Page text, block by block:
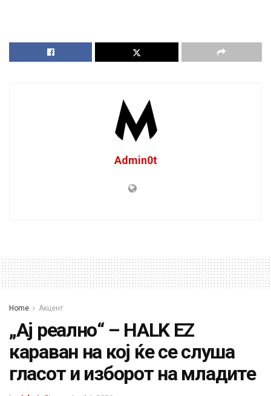
Admin0t
Home Акцент
„Ај реално“ – HALK EZ
караван на кој ќе се слуша
гласот и изборот на младите